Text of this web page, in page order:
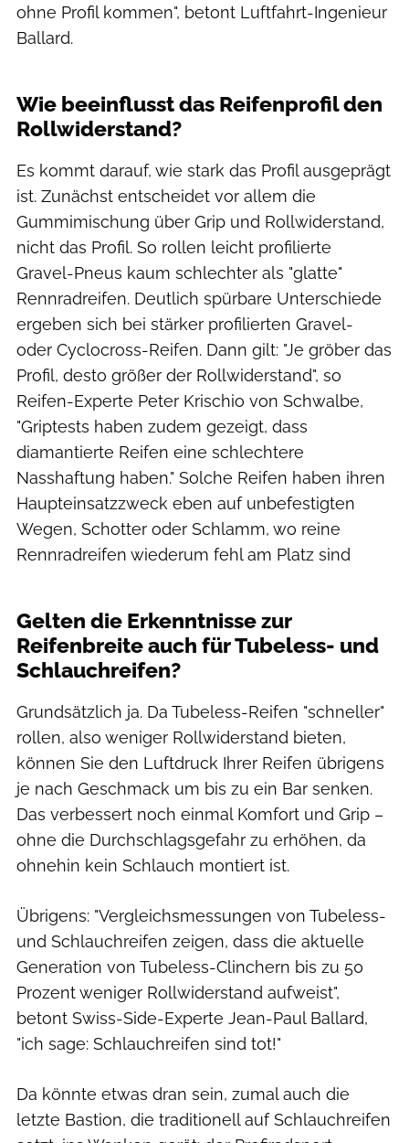
ohne Profil kommen", betont Luftfahrt-Ingenieur
Ballard.
Wie beeinflusst das Reifenprofil den
Rollwiderstand?
Es kommt darauf, wie stark das Profil ausgeprägt
ist. Zunächst entscheidet vor allem die
Gummimischung über Grip und Rollwiderstand,
nicht das Profil. So rollen leicht profilierte
Gravel-Pneus kaum schlechter als "glatte"
Rennradreifen. Deutlich spürbare Unterschiede
ergeben sich bei stärker profilierten Gravel-
oder Cyclocross-Reifen. Dann gilt: "Je gröber das
Profil, desto größer der Rollwiderstand", so
Reifen-Experte Peter Krischio von Schwalbe,
"Griptests haben zudem gezeigt, dass
diamantierte Reifen eine schlechtere
Nasshaftung haben." Solche Reifen haben ihren
Haupteinsatzzweck eben auf unbefestigten
Wegen, Schotter oder Schlamm, wo reine
Rennradreifen wiederum fehl am Platz sind
Gelten die Erkenntnisse zur
Reifenbreite auch für Tubeless- und
Schlauchreifen?
Grundsätzlich ja. Da Tubeless-Reifen "schneller"
rollen, also weniger Rollwiderstand bieten,
können Sie den Luftdruck Ihrer Reifen übrigens
je nach Geschmack um bis zu ein Bar senken.
Das verbessert noch einmal Komfort und Grip –
ohne die Durchschlagsgefahr zu erhöhen, da
ohnehin kein Schlauch montiert ist.
Übrigens: "Vergleichsmessungen von Tubeless-
und Schlauchreifen zeigen, dass die aktuelle
Generation von Tubeless-Clinchern bis zu 50
Prozent weniger Rollwiderstand aufweist",
betont Swiss-Side-Experte Jean-Paul Ballard,
"ich sage: Schlauchreifen sind tot!"
Da könnte etwas dran sein, zumal auch die
letzte Bastion, die traditionell auf Schlauchreifen